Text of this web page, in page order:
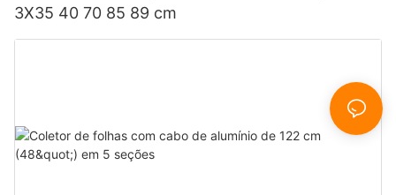
3X35 40 70 85 89 cm